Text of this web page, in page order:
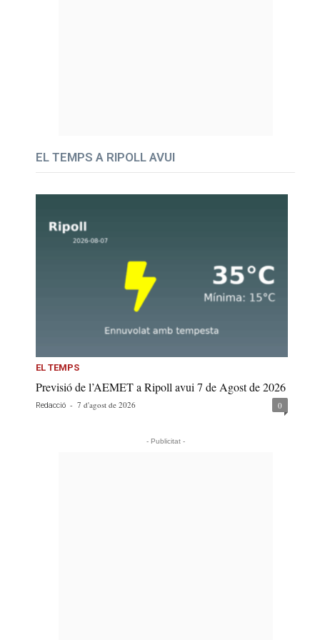
EL TEMPS A RIPOLL AVUI
EL TEMPS
Previsió de l’AEMET a Ripoll avui 7 de Agost de 2026
Redacció - 7 d'agost de 2026 0
- Publicitat -